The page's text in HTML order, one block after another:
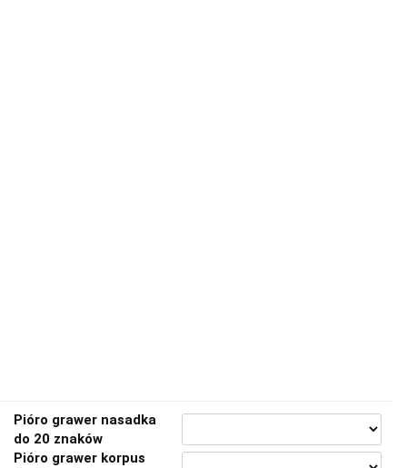
Pióro grawer nasadka
do 20 znaków
Pióro grawer korpus